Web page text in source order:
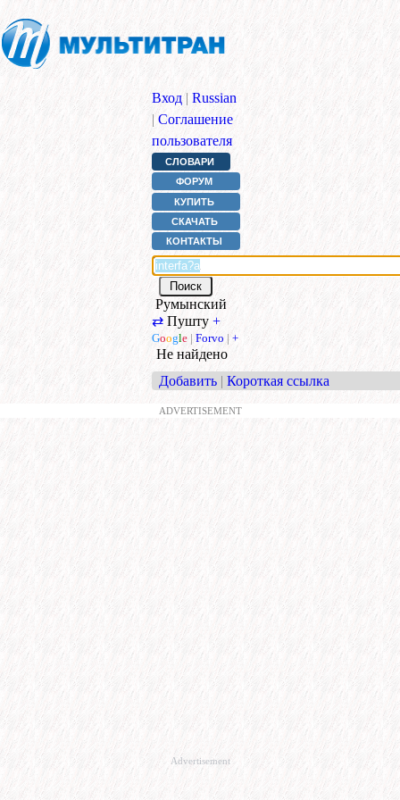
Вход | Russian
| Соглашение
пользователя
СЛОВАРИ
ФОРУМ
КУПИТЬ
СКАЧАТЬ
КОНТАКТЫ
Румынский
⇄ Пушту +
Google | Forvo | +
Не найдено
Добавить | Короткая ссылка
ADVERTISEMENT
Advertisement